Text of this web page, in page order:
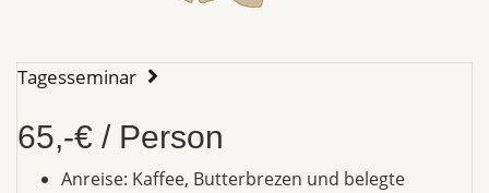
Tagesseminar
65,-€ / Person
Anreise: Kaffee, Butterbrezen und belegte